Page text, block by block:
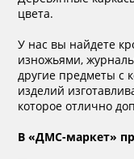
цвета.
У нас вы найдете
изножьями,
другие предметы с
изделий
которое отлично
В «ДМС-маркет»